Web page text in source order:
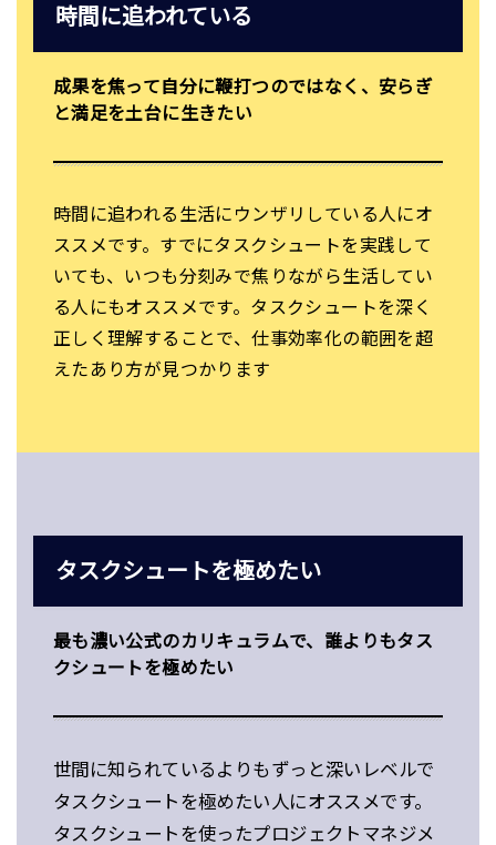
時間に追われている
成果を焦って自分に鞭打つのではなく、安らぎ
と満足を土台に生きたい
時間に追われる生活にウンザリしている人にオ
ススメです。すでにタスクシュートを実践して
いても、いつも分刻みで焦りながら生活してい
る人にもオススメです。タスクシュートを深く
正しく理解することで、仕事効率化の範囲を超
えたあり方が見つかります
タスクシュートを極めたい
最も濃い公式のカリキュラムで、誰よりもタス
クシュートを極めたい
世間に知られているよりもずっと深いレベルで
タスクシュートを極めたい人にオススメです。
タスクシュートを使ったプロジェクトマネジメ